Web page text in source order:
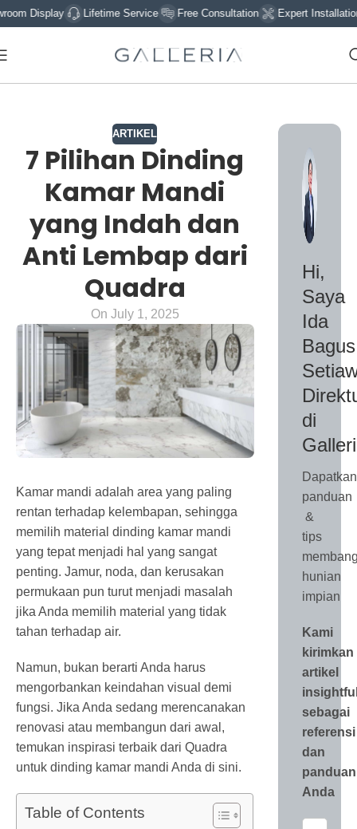
Lifetime Service Free Consultation Expert Installation Sign
ARTIKEL
7 Pilihan Dinding
Kamar Mandi
yang Indah dan
Anti Lembap dari
Quadra
On July 1, 2025
Kamar mandi adalah area yang paling
rentan terhadap kelembapan, sehingga
memilih material dinding kamar mandi
yang tepat menjadi hal yang sangat
penting. Jamur, noda, dan kerusakan
permukaan pun turut menjadi masalah
jika Anda memilih material yang tidak
tahan terhadap air.
Namun, bukan berarti Anda harus
mengorbankan keindahan visual demi
fungsi. Jika Anda sedang merencanakan
renovasi atau membangun dari awal,
temukan inspirasi terbaik dari Quadra
untuk dinding kamar mandi Anda di sini.
Table of Contents
Hi,
Saya
Ida
Bagus
di
Dapatkan
panduan
&
tips
hunian
impian
Kami
kirimkan
artikel
sebagai
referensi
dan
panduan
Anda